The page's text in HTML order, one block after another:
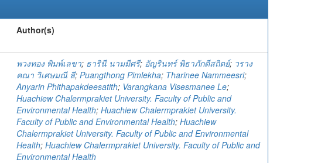
Author(s)
พวงทอง พิมพ์เลขา; ธารินี นามมีศรี; อัญรินทร์ พิธาภักดีสถิตย์; วราง
คณา วิเศษมณี ลี; Puangthong Pimlekha; Tharinee Nammeesri;
Anyarin Phithapakdeesatith; Varangkana Visesmanee Le;
Huachiew Chalermprakiet University. Faculty of Public and
Environmental Health; Huachiew Chalermprakiet University.
Faculty of Public and Environmental Health; Huachiew
Chalermprakiet University. Faculty of Public and Environmental
Health; Huachiew Chalermprakiet University. Faculty of Public and
Environmental Health